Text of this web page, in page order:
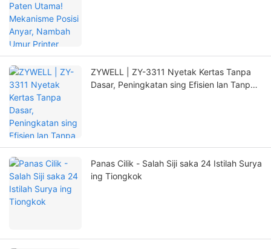
ZYWELL | ZY-3311 Nyetak Kertas Tanpa
Dasar, Peningkatan sing Efisien lan Tanpa
Panas Cilik - Salah Siji saka 24 Istilah Surya
ing Tiongkok